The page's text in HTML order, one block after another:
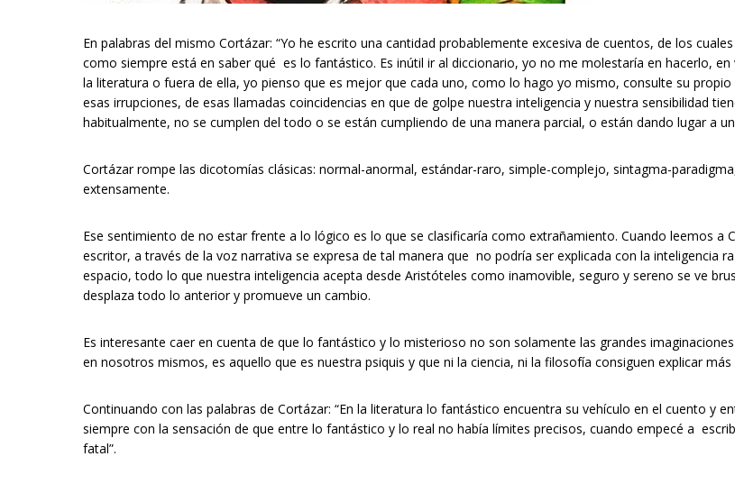
En palabras del mismo Cortázar: “Yo he escrito una cantidad probablemente excesiva de cuentos, de los
como siempre está en saber qué es lo fantástico. Es inútil ir al diccionario, yo no me molestaría en hacerlo,
la literatura o fuera de ella, yo pienso que es mejor que cada uno, como lo hago yo mismo, consulte su
esas irrupciones, de esas llamadas coincidencias en que de golpe nuestra inteligencia y nuestra sensibilidad
habitualmente, no se cumplen del todo o se están cumpliendo de una manera parcial, o están dando lugar a
Cortázar rompe las dicotomías clásicas: normal-anormal, estándar-raro, simple-complejo, sintagma-
extensamente.
Ese sentimiento de no estar frente a lo lógico es lo que se clasificaría como extrañamiento. Cuando leemos
escritor, a través de la voz narrativa se expresa de tal manera que no podría ser explicada con la inteligencia
espacio, todo lo que nuestra inteligencia acepta desde Aristóteles como inamovible, seguro y sereno se ve
desplaza todo lo anterior y promueve un cambio.
Es interesante caer en cuenta de que lo fantástico y lo misterioso no son solamente las grandes
en nosotros mismos, es aquello que es nuestra psiquis y que ni la ciencia, ni la filosofía consiguen explicar
Continuando con las palabras de Cortázar: “En la literatura lo fantástico encuentra su vehículo en el cuento y
siempre con la sensación de que entre lo fantástico y lo real no había límites precisos, cuando empecé a
fatal”.